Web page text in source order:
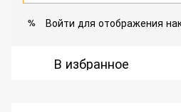
% Войти для отображения
В избранное